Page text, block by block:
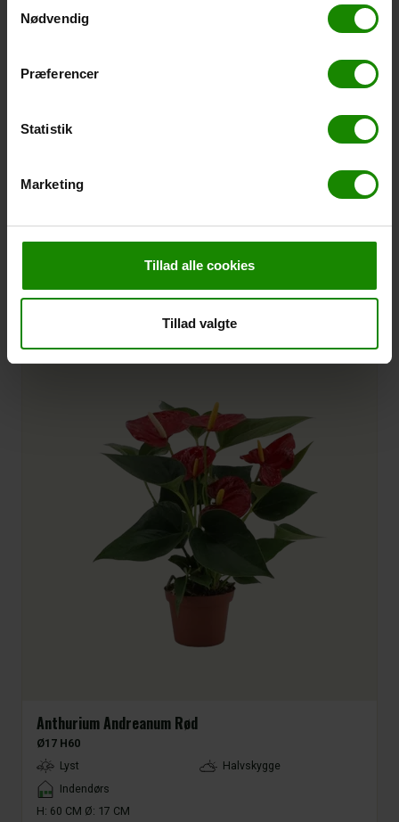
Nødvendig
Præferencer
Statistik
Marketing
Tillad alle cookies
Tillad valgte
Ø17 H60
Varenr.:106873
Anthurium Andreanum Rød
Ø17 H60
LightType
Lyst
Halvskygge
Placement
Indendørs
H: 60 CM Ø: 17 CM